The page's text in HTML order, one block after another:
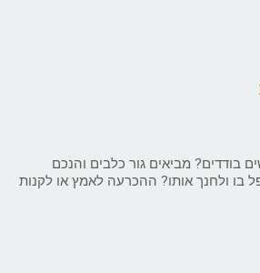
בודדים? מביאים גור כלבים והנכם
בו ולחנך אותו? ההכרעה לאמץ או לקנות